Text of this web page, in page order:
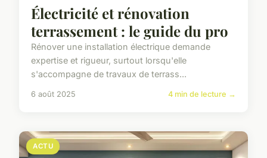
Électricité et rénovation
terrassement : le guide du pro
Rénover une installation électrique demande
expertise et rigueur, surtout lorsqu'elle
s'accompagne de travaux de terrass...
6 août 2025 4 min de lecture →
ACTU